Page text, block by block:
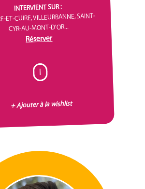
INTERVIENT SUR :
ET-CUIRE, VILLEURBANNE, SAINT-
CYR-AU-MONT-D'OR...
Réserver
I
+ Ajouter à la wishlist